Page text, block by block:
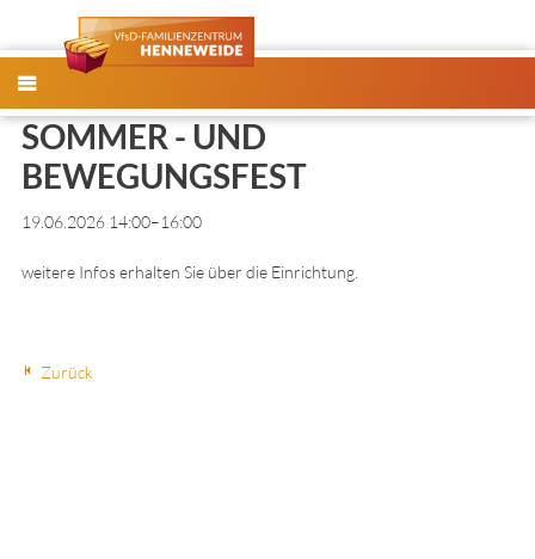
MENÜ
SOMMER - UND
BEWEGUNGSFEST
19.06.2026 14:00–16:00
weitere Infos erhalten Sie über die Einrichtung.
Zurück